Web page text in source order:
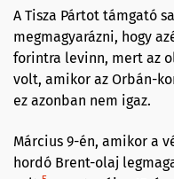
A Tisza Pártot támgató
megmagyarázni, hogy
forintra levinn, mert az
volt, amikor az Orbán-
ez azonban nem igaz.
Március 9-én, amikor a
hordó Brent-olaj